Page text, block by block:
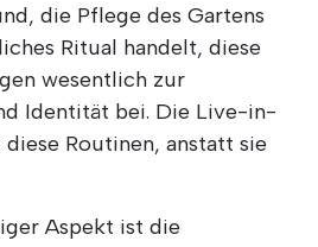
die Pflege des Gartens
Ritual handelt, diese
wesentlich zur
Identität bei. Die Live-in-
Routinen, anstatt sie
Aspekt ist die